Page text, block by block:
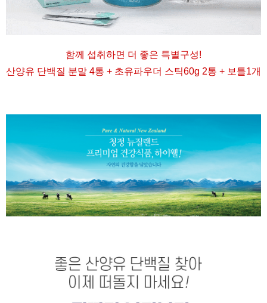
함께 섭취하면 더 좋은 특별구성!
산양유 단백질 분말 4통 + 초유파우더 스틱60g 2통 + 보틀1개